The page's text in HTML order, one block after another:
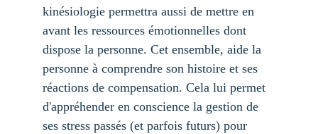
kinésiologie permettra aussi de mettre en
avant les ressources émotionnelles dont
dispose la personne. Cet ensemble, aide la
personne à comprendre son histoire et ses
réactions de compensation. Cela lui permet
d'appréhender en conscience la gestion de
ses stress passés (et parfois futurs) pour